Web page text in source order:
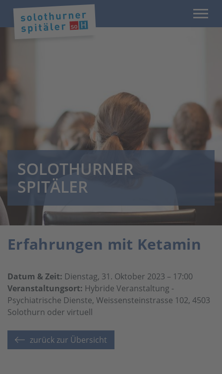
SOLOTHURNER
SPITÄLER
Erfahrungen mit Ketamin
Datum & Zeit: Dienstag, 31. Oktober 2023 – 17:00
Veranstaltungsort: Hybride Veranstaltung -
Psychiatrische Dienste, Weissensteinstrasse 102, 4503
Solothurn oder virtuell
zurück zur Übersicht